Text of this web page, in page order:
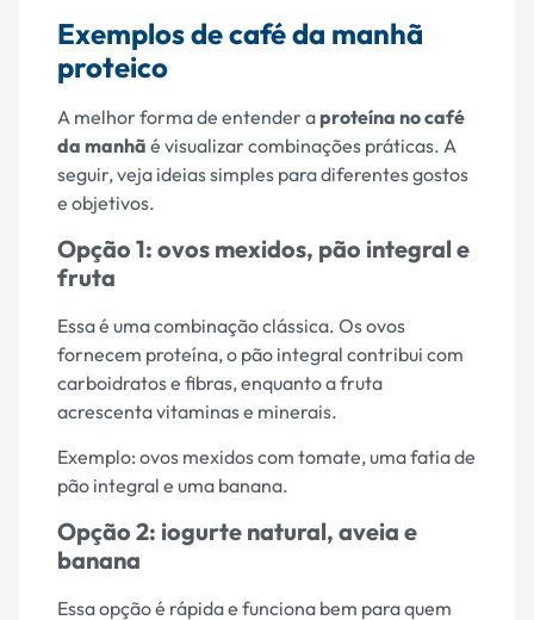
Exemplos de café da manhã
proteico
A melhor forma de entender aproteína no café
da manhã é visualizar combinações práticas. A
seguir, veja ideias simples para diferentes gostos
e objetivos.
Opção 1: ovos mexidos, pão integral e
fruta
Essa é uma combinação clássica. Os ovos
fornecem proteína, o pão integral contribui com
carboidratos e fibras, enquanto a fruta
acrescenta vitaminas e minerais.
Exemplo: ovos mexidos com tomate, uma fatia de
pão integral e uma banana.
Opção 2: iogurte natural, aveia e
banana
Essa opção é rápida e funciona bem para quem